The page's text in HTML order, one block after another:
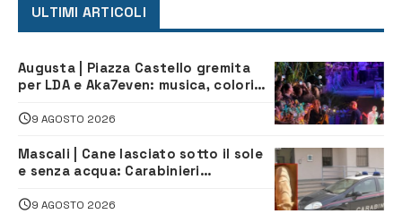
ULTIMI ARTICOLI
Augusta | Piazza Castello gremita
per LDA e Aka7even: musica, colori
9 AGOSTO 2026
Mascali | Cane lasciato sotto il sole
e senza acqua: Carabinieri
9 AGOSTO 2026